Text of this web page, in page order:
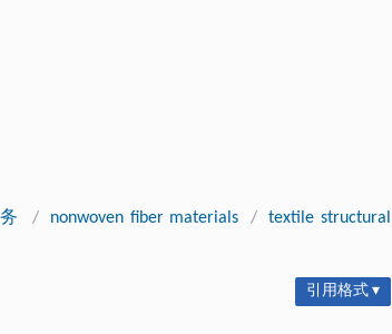
/ nonwoven fiber materials /
textile structural
引用格式 ▾